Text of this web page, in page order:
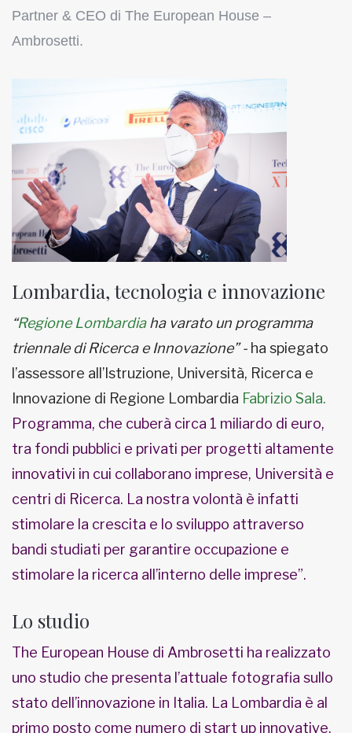
Partner & CEO di The European House –
Ambrosetti.
Lombardia, tecnologia e innovazione
“Regione Lombardiaha varato un programma
triennale di Ricerca e Innovazione” - ha spiegato
l’assessore all’Istruzione, Università, Ricerca e
Innovazione di Regione Lombardia Fabrizio Sala.
Programma, che cuberà circa 1 miliardo di euro,
tra fondi pubblici e privati per progetti altamente
innovativi in cui collaborano imprese, Università e
centri di Ricerca. La nostra volontà è infatti
stimolare la crescita e lo sviluppo attraverso
bandi studiati per garantire occupazione e
stimolare la ricerca all’interno delle imprese”.
Lo studio
The European House di Ambrosetti ha realizzato
uno studio che presenta l’attuale fotografia sullo
stato dell’innovazione in Italia. La Lombardia è al
primo posto come numero di start up innovative.